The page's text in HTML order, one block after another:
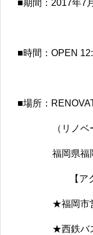
■期間：2017年7
■時間：OPEN
■場所：
（リノ
福岡県福
【ア
★福岡市
★西鉄バ